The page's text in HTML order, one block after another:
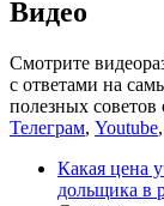
Видео
Смотрите
с ответами на
полезных
Телеграм, Youtube,
Какая цена
дольщика в